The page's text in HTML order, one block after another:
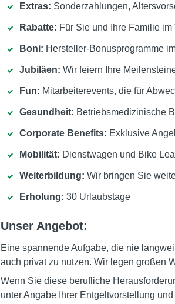
Extras: Sonderzahlungen,
Rabatte: Für Sie und Ihre Familie
Boni: Hersteller-Bonusprogramme
Jubiläen: Wir feiern Ihre
Fun: Mitarbeiterevents, die für
Gesundheit: Betriebsmedizinische
Corporate Benefits: Exklusive
Mobilität: Dienstwagen und Bike
Weiterbildung: Wir bringen Sie
Erholung: 30 Urlaubstage
Unser Angebot:
Eine spannende Aufgabe, die nie
auch privat zu nutzen. Wir legen großen
Wenn Sie diese berufliche
unter Angabe Ihrer Entgeltvorstellung und